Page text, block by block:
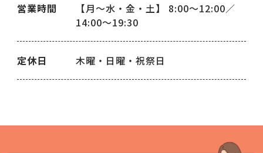
営業時間
【月～水・金・土】 8:00～12:00／
14:00～19:30
定休日 木曜・日曜・祝祭日